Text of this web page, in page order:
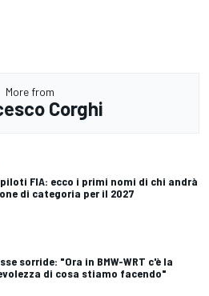
More from
Corghi
FIA: ecco i primi nomi di chi andrà
di categoria per il 2027
sorride: "Ora in BMW-WRT c'è la
di cosa stiamo facendo"